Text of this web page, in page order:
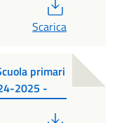
Scarica
primari
2025 -